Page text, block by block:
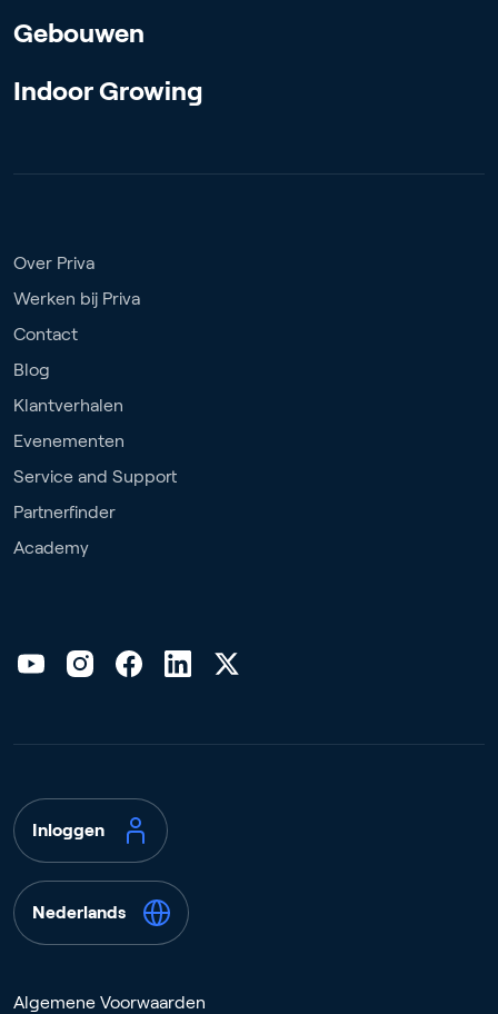
Gebouwen
Indoor Growing
Over Priva
Werken bij Priva
Contact
Blog
Klantverhalen
Evenementen
Service and Support
Partnerfinder
Academy
Inloggen
Nederlands
Algemene Voorwaarden